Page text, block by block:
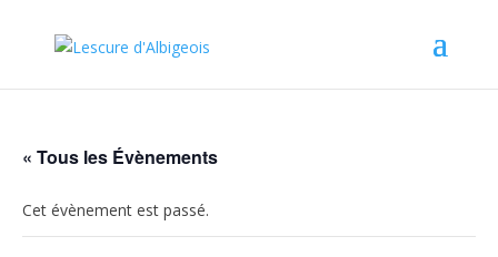
« Tous les Évènements
Cet évènement est passé.